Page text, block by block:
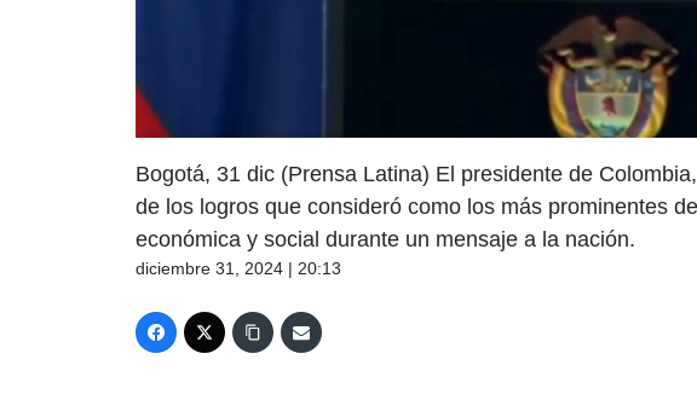
Bogotá, 31 dic (Prensa Latina) El presidente de
de los logros que consideró como los más prominentes
económica y social durante un mensaje a la nación.
diciembre 31, 2024 | 20:13